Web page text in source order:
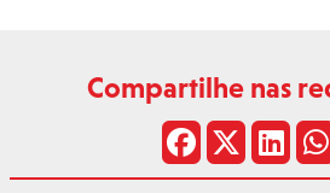
Compartilhe nas